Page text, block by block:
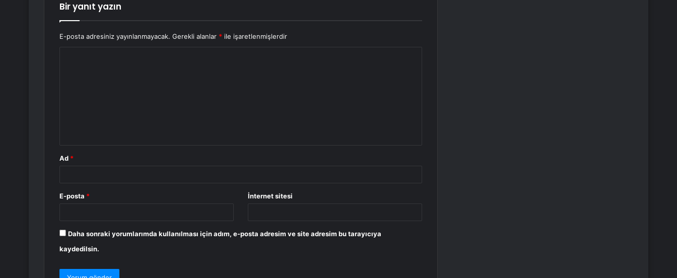
Bir yanıt yazın
E-posta adresiniz yayınlanmayacak. Gerekli alanlar * ile işaretlenmişlerdir
Ad *
E-posta * İnternet sitesi
Daha sonraki yorumlarımda kullanılması için adım, e-posta adresim ve site adresim bu tarayıcıya
kaydedilsin.